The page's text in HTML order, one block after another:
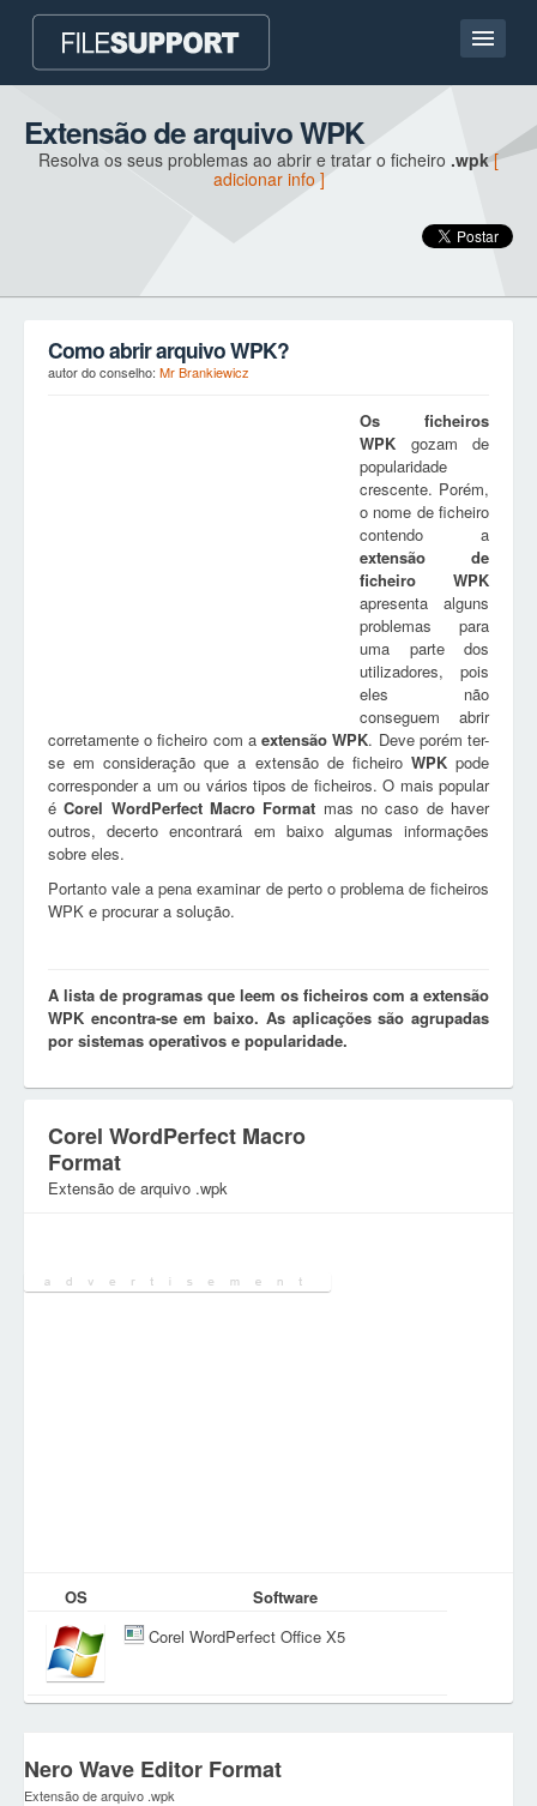
Casa
Contato
Extensão de arquivo WPK
Resolva os seus problemas ao abrir e tratar o ficheiro .wpk [
adicionar info ]
Como abrir arquivo WPK?
autor do conselho: Mr Brankiewicz
Os ficheiros
WPK gozam de
popularidade
crescente. Porém,
o nome de ficheiro
contendo a
extensão de
ficheiro WPK
apresenta alguns
problemas para
uma parte dos
utilizadores, pois
eles não
conseguem abrir
corretamente o ficheiro com aextensãoWPK. Deve porém ter-
se em consideração que a extensão de ficheiro WPKpode
corresponder a um ou vários tipos de ficheiros. O mais popular
éCorel WordPerfect Macro Format mas no caso de haver
outros, decerto encontrará em baixo algumas informações
sobre eles.
Portanto vale a pena examinar de perto o problema de ficheiros
WPK e procurar a solução.
A lista de programas que leem os ficheiros com a extensão
WPK encontra-se em baixo. As aplicações são agrupadas
por sistemas operativos e popularidade.
Corel WordPerfect Macro
Format
Extensão de arquivo .wpk
OS
Software
Corel WordPerfect Office X5
Nero Wave Editor Format
Extensão de arquivo .wpk